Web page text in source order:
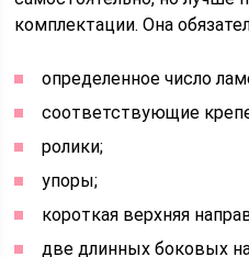
комплектации. Она
определенное число
соответствующие
ролики;
упоры;
короткая верхняя
две длинных боковых